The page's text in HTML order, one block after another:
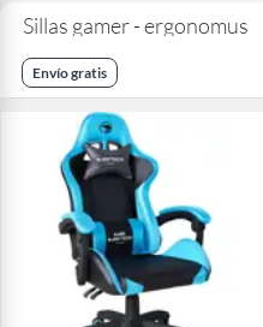
Sillas gamer - ergonomus
Envío gratis